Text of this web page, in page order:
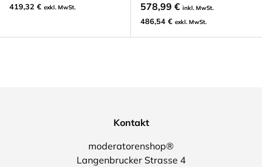
419,32 € exkl. MwSt.
578,99 € inkl. MwSt.
486,54 € exkl. MwSt.
Kontakt
moderatorenshop®
Langenbrucker Strasse 4